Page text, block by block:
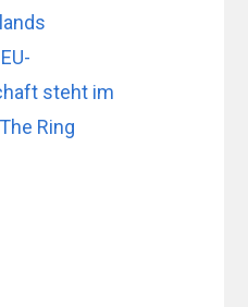
steht im
Ring